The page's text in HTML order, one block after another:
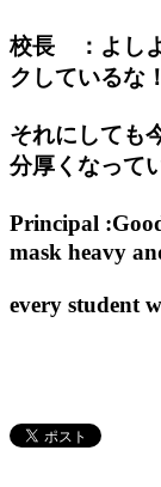
校長 ：よし
クしているな！
それにしても
分厚くなって
Principal
mask heavy
every student